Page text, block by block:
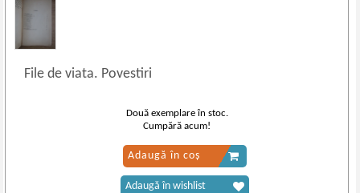
File de viata. Povestiri
Două exemplare în stoc.
Cumpără acum!
Adaugă în coș
Adaugă în wishlist